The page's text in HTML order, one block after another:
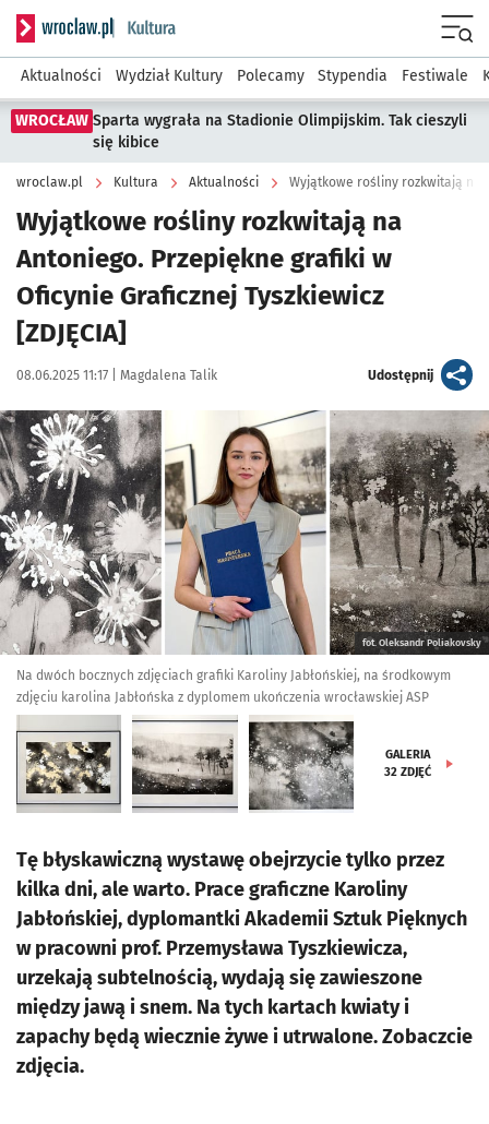
Serwis informacyjny wroclaw.pl podserwis: Kultura
Aktualności Wydział Kultury Polecamy Stypendia Festiwale
WROCŁAW Sparta wygrała na Stadionie Olimpijskim. Tak cieszyli
się kibice
wroclaw.pl Kultura Aktualności
Wyjątkowe rośliny rozkwitają na
Antoniego. Przepiękne grafiki w
Oficynie Graficznej Tyszkiewicz
[ZDJĘCIA]
Data publikacji:
08.06.2025 11:17 | Autor:
Magdalena Talik Udostępnijartykuł
Kliknij, aby zobaczyć galerię
fot. Oleksandr Poliakovsky
Na dwóch bocznych zdjęciach grafiki Karoliny Jabłońskiej, na środkowym
zdjęciu karolina Jabłońska z dyplomem ukończenia wrocławskiej ASP
GALERIA
32 ZDJĘĆ
Tę błyskawiczną wystawę obejrzycie tylko przez
kilka dni, ale warto. Prace graficzne Karoliny
Jabłońskiej, dyplomantki Akademii Sztuk Pięknych
w pracowni prof. Przemysława Tyszkiewicza,
urzekają subtelnością, wydają się zawieszone
między jawą i snem. Na tych kartach kwiaty i
zapachy będą wiecznie żywe i utrwalone. Zobaczcie
zdjęcia.